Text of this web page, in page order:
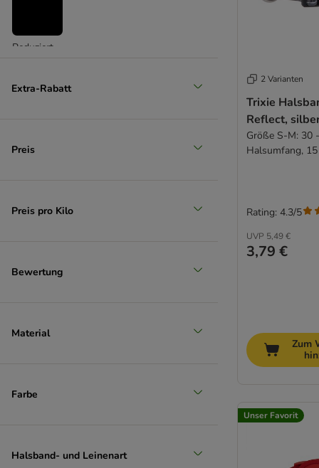
Reduziert
Extra-Rabatt
Preis
Preis pro Kilo
Bewertung
Material
Farbe
Halsband- und Leinenart
2 Varianten
Trixie
Reflect,
Größe S-M: 30
Halsumfang,
UVP 5,49 €
3,79 €
Rating: 4.3/5
Zum
Unser Favorit